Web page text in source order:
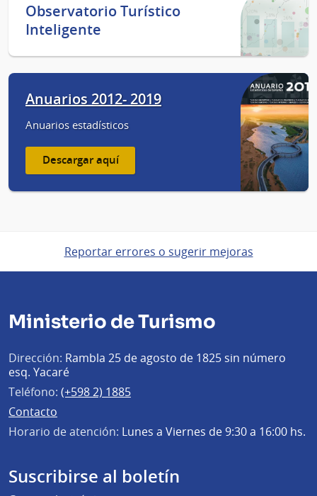
Observatorio Turístico
Inteligente
Anuarios 2012- 2019
Anuarios estadísticos
Descargar aquí
Reportar errores o sugerir mejoras
Ministerio de Turismo
Dirección: Rambla 25 de agosto de 1825 sin número
esq. Yacaré
Teléfono: (+598 2) 1885
Contacto
Horario de atención: Lunes a Viernes de 9:30 a 16:00 hs.
Suscribirse al boletín